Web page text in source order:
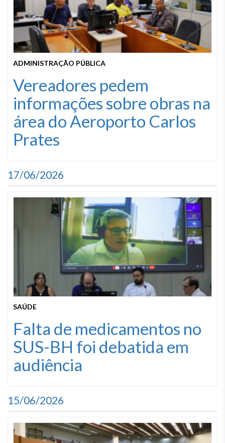
ADMINISTRAÇÃO PÚBLICA
Vereadores pedem
informações sobre obras na
área do Aeroporto Carlos
Prates
17/06/2026
SAÚDE
Falta de medicamentos no
SUS-BH foi debatida em
audiência
15/06/2026